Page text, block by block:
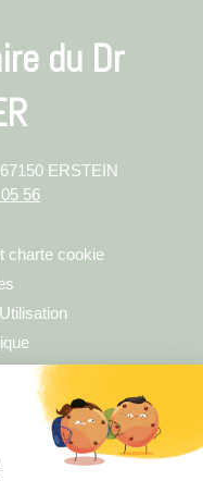
du Dr
67150 ERSTEIN
56
charte cookie